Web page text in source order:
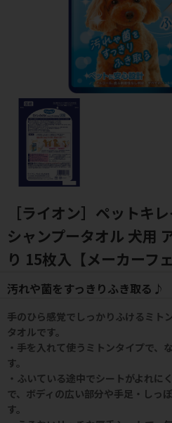
［ライオン］ペットキ
シャンプータオル 犬用
り 15枚入【メーカーフ
汚れや菌をすっきりふき取る♪
手のひら感覚でしっかりふけるミト
タオルです。
・手を入れて使うミトンタイプで、
す。
・ふいている途中でシートがよれに
で、ボディの広い部分や手足・しっ
す。